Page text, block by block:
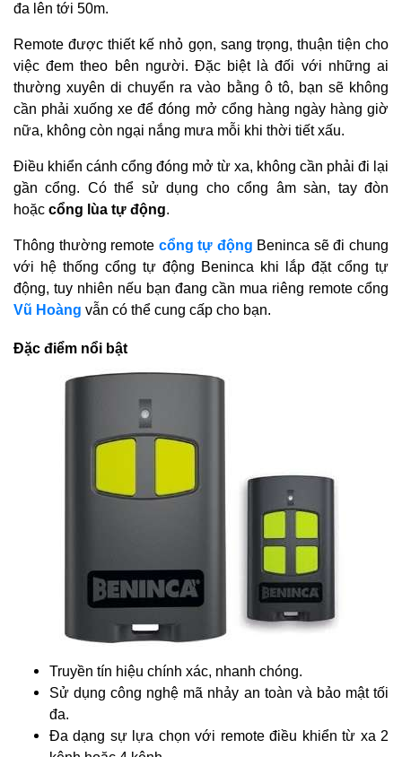
đa lên tới 50m.
Remote được thiết kế nhỏ gọn, sang trọng, thuận tiện cho
việc đem theo bên người. Đặc biệt là đối với những ai
thường xuyên di chuyển ra vào bằng ô tô, bạn sẽ không
cần phải xuống xe để đóng mở cổng hàng ngày hàng giờ
nữa, không còn ngại nắng mưa mỗi khi thời tiết xấu.
Điều khiển cánh cổng đóng mở từ xa, không cần phải đi lại
gần cổng. Có thể sử dụng cho cổng âm sàn, tay đòn
hoặc cổng lùa tự động.
Thông thường remote cổng tự động Beninca sẽ đi chung
với hệ thống cổng tự động Beninca khi lắp đặt cổng tự
động, tuy nhiên nếu bạn đang cần mua riêng remote cổng
Vũ Hoàng vẫn có thể cung cấp cho bạn.
Đặc điểm nổi bật
Truyền tín hiệu chính xác, nhanh chóng.
Sử dụng công nghệ mã nhảy an toàn và bảo mật tối
đa.
Đa dạng sự lựa chọn với remote điều khiển từ xa 2